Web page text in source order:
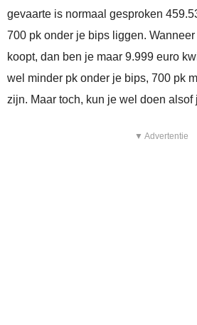
gevaarte is normaal gesproken
700 pk onder je bips liggen.
koopt, dan ben je maar 9.999 euro
wel minder pk onder je bips, 700 pk
zijn. Maar toch, kun je wel doen alsof
▼ Advertentie